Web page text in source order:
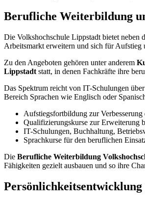
Berufliche Weiterbildung
Die Volkshochschule Lippstadt bietet neben
Arbeitsmarkt erweitern und sich für Aufstieg
Zu den Angeboten gehören unter anderem
Lippstadt statt, in denen Fachkräfte ihre
Das Spektrum reicht von IT-Schulungen
Bereich Sprachen wie Englisch oder
Aufstiegsfortbildung zur Verbesserung
Qualifizierungskurse zur Erweiterung
IT-Schulungen, Buchhaltung,
Sprachkurse für den beruflichen
Die Berufliche Weiterbildung
Fähigkeiten gezielt ausbauen und so ihre
Persönlichkeitsentwicklung